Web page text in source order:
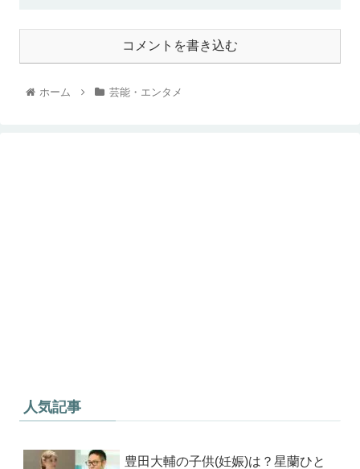
コメントを書き込む
ホーム 芸能・エンタメ
人気記事
豊田大輔の子供(妊娠)は？星蘭ひと